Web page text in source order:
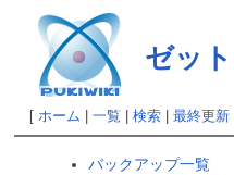
ゼット
[ ホーム 一覧 検索| 最終更新|
バックアップ一覧